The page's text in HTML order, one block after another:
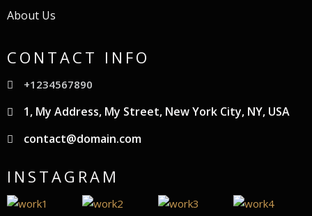
About Us
CONTACT INFO
+1234567890
1, My Address, My Street, New York City, NY, USA
contact@domain.com
INSTAGRAM